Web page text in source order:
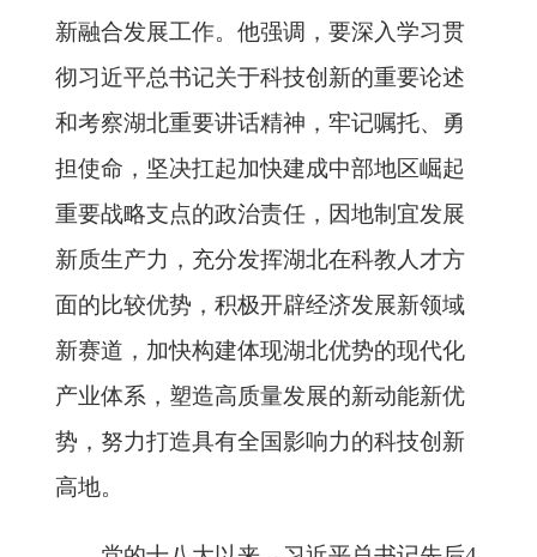
新融合发展工作。他强调，要深入学习贯
彻习近平总书记关于科技创新的重要论述
和考察湖北重要讲话精神，牢记嘱托、勇
担使命，坚决扛起加快建成中部地区崛起
重要战略支点的政治责任，因地制宜发展
新质生产力，充分发挥湖北在科教人才方
面的比较优势，积极开辟经济发展新领域
新赛道，加快构建体现湖北优势的现代化
产业体系，塑造高质量发展的新动能新优
势，努力打造具有全国影响力的科技创新
高地。